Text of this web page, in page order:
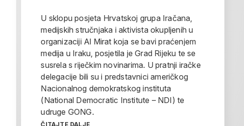
U sklopu posjeta Hrvatskoj grupa Iračana,
medijskih stručnjaka i aktivista okupljenih u
organizaciji Al Mirat koja se bavi praćenjem
medija u Iraku, posjetila je Grad Rijeku te se
susrela s riječkim novinarima. U pratnji iračke
delegacije bili su i predstavnici američkog
Nacionalnog demokratskog instituta
(National Democratic Institute – NDI) te
udruge GONG.
ČITAJTE DALJE